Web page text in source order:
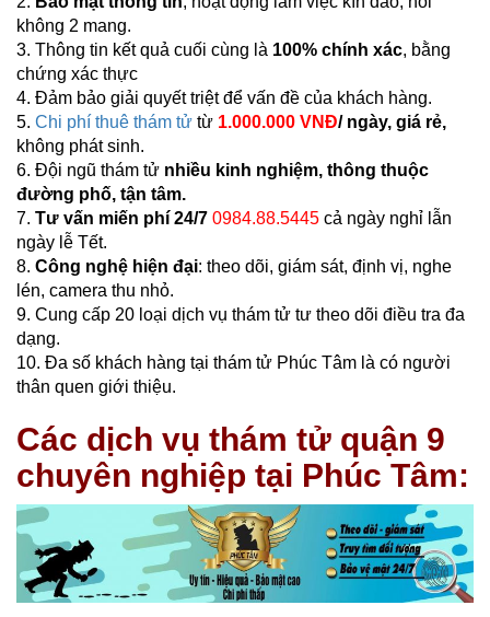
không 2 mang.
3. Thông tin kết quả cuối cùng là 100% chính xác, bằng
chứng xác thực
4. Đảm bảo giải quyết triệt để vấn đề của khách hàng.
5. Chi phí thuê thám tử từ 1.000.000 VNĐ/ ngày, giá rẻ,
không phát sinh.
6. Đội ngũ thám tử nhiều kinh nghiệm, thông thuộc
đường phố, tận tâm.
7. Tư vấn miến phí 24/7 0984.88.5445 cả ngày nghỉ lẫn
ngày lễ Tết.
8. Công nghệ hiện đại: theo dõi, giám sát, định vị, nghe
lén, camera thu nhỏ.
9. Cung cấp 20 loại dịch vụ thám tử tư theo dõi điều tra đa
dạng.
10. Đa số khách hàng tại thám tử Phúc Tâm là có người
thân quen giới thiệu.
Các dịch vụ thám tử quận 9
chuyên nghiệp tại Phúc Tâm: